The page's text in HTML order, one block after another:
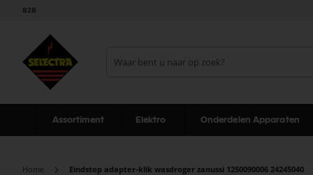
B2B
Assortiment Elektro Onderdelen Apparaten
Home Eindstop adapter-klik wasdroger zanussi 1250090006 24245040